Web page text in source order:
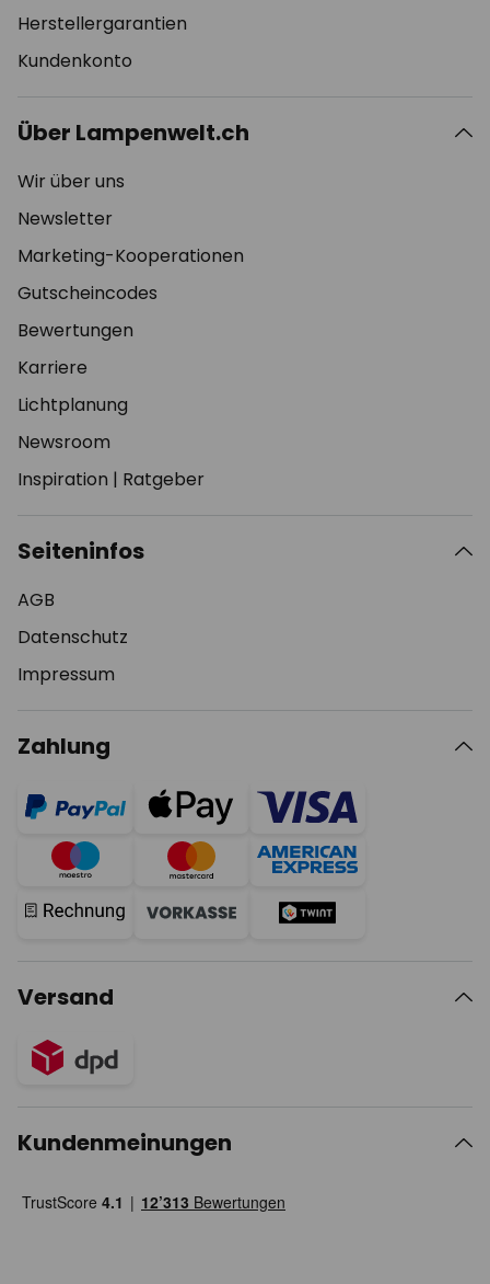
Herstellergarantien
Kundenkonto
Über Lampenwelt.ch
Wir über uns
Newsletter
Marketing-Kooperationen
Gutscheincodes
Bewertungen
Karriere
Lichtplanung
Newsroom
Inspiration | Ratgeber
Seiteninfos
AGB
Datenschutz
Impressum
Zahlung
Versand
Kundenmeinungen